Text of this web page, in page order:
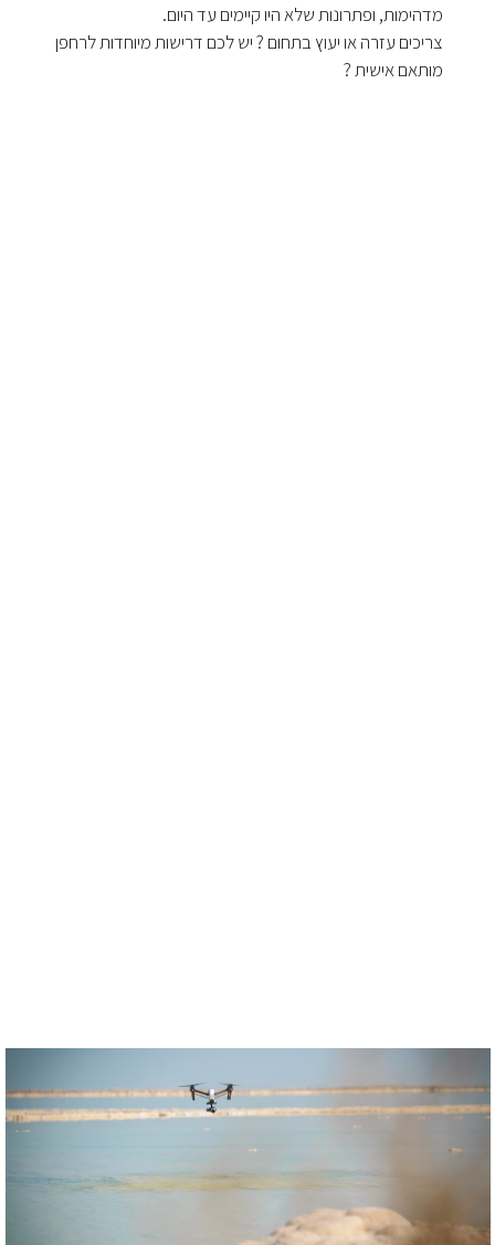
מדהימות, ופתרונות שלא היו קיימים עד היום.
צריכים עזרה או יעוץ בתחום ? יש לכם דרישות מיוחדות לרחפן
מותאם אישית ?